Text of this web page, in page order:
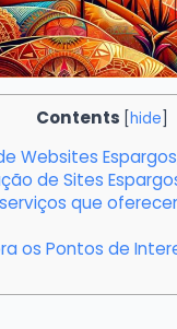
Contents hide
Websites
de Sites
que
os Pontos de